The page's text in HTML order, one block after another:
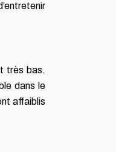
très bas.
dans le
affaiblis